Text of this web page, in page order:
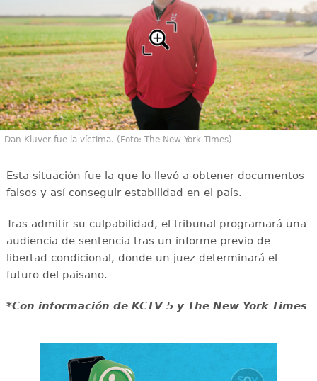
Dan Kluver fue la víctima. (Foto: The New York Times)
Esta situación fue la que lo llevó a obtener documentos
falsos y así conseguir estabilidad en el país.
Tras admitir su culpabilidad, el tribunal programará una
audiencia de sentencia tras un informe previo de
libertad condicional, donde un juez determinará el
futuro del paisano.
*Con información de KCTV 5 y The New York Times